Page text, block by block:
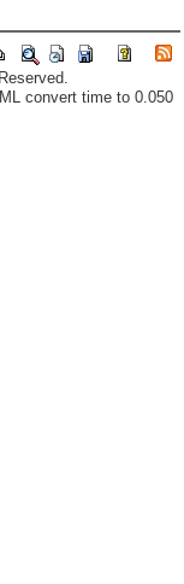
convert time to 0.050